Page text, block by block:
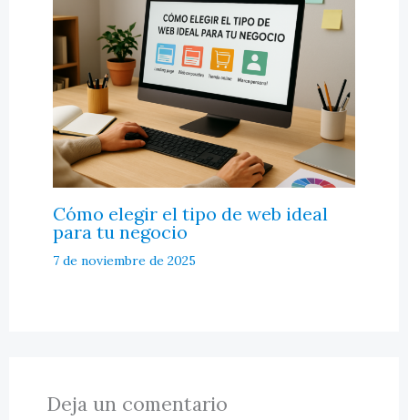
Cómo elegir el tipo de web ideal
para tu negocio
7 de noviembre de 2025
Deja un comentario